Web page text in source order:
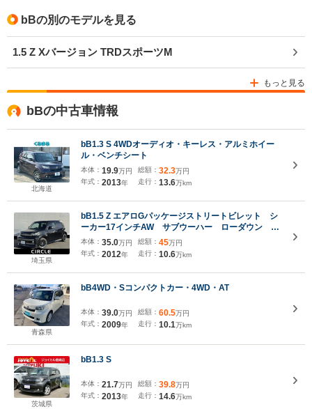
bBの別のモデルを見る
1.5 Z Xバージョン TRDスポーツM
もっと見る
bBの中古車情報
北海道
bB1.3 S 4WDオーディオ・キーレス・アルミホイー
ル・ベンチシート
本体： 19.9万円
年式： 2013年
総額： 32.3万円
走行： 13.6万km
埼玉県
bB1.5 Z エアロGパッケージストリートビレット シ
ーカー17インチAW サブウーハー ローダウン ナ
ビ バックモニター フォグランプ
本体： 35.0万円
年式： 2012年
総額： 45万円
走行： 10.6万km
青森県
bB4WD・Sコンパクトカー・4WD・AT
本体： 39.0万円
年式： 2009年
総額： 60.5万円
走行： 10.1万km
茨城県
bB1.3 S
本体： 21.7万円
年式： 2013年
総額： 39.8万円
走行： 14.6万km